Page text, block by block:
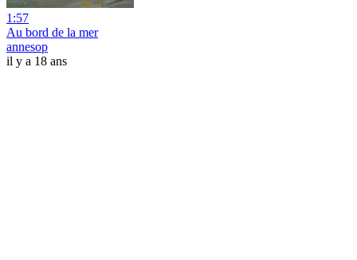
1:57
Au bord de la mer
annesop
il y a 18 ans